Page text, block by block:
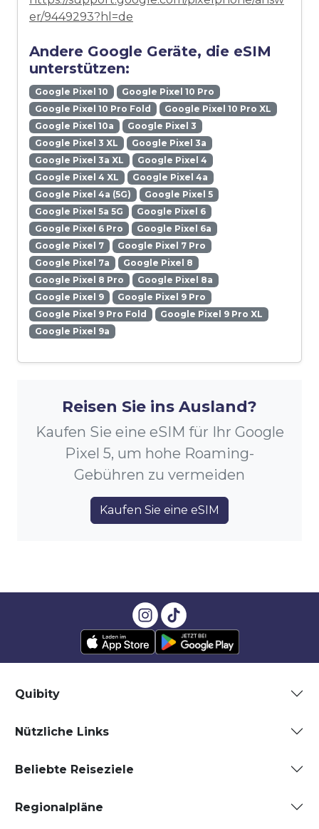
er/9449293?hl=de
Andere Google Geräte, die eSIM
unterstützen:
Google Pixel 10
Google Pixel 10 Pro
Google Pixel 10 Pro Fold
Google Pixel 10 Pro XL
Google Pixel 10a
Google Pixel 3
Google Pixel 3 XL
Google Pixel 3a
Google Pixel 3a XL
Google Pixel 4
Google Pixel 4 XL
Google Pixel 4a
Google Pixel 4a (5G)
Google Pixel 5
Google Pixel 5a 5G
Google Pixel 6
Google Pixel 6 Pro
Google Pixel 6a
Google Pixel 7
Google Pixel 7 Pro
Google Pixel 7a
Google Pixel 8
Google Pixel 8 Pro
Google Pixel 8a
Google Pixel 9
Google Pixel 9 Pro
Google Pixel 9 Pro Fold
Google Pixel 9 Pro XL
Google Pixel 9a
Reisen Sie ins Ausland?
Kaufen Sie eine eSIM für Ihr Google
Pixel 5, um hohe Roaming-
Gebühren zu vermeiden
Kaufen Sie eine eSIM
Quibity
Nützliche Links
Beliebte Reiseziele
Regionalpläne